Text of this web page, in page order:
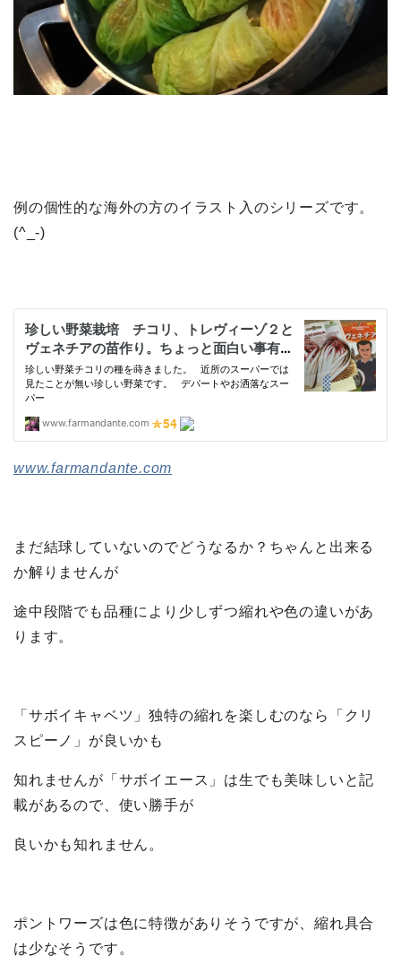
例の個性的な海外の方のイラスト入のシリーズです。
(^_-)
www.farmandante.com
まだ結球していないのでどうなるか？ちゃんと出来る
か解りませんが
途中段階でも品種により少しずつ縮れや色の違いがあ
ります。
「サボイキャベツ」独特の縮れを楽しむのなら「クリ
スピーノ」が良いかも
知れませんが「サボイエース」は生でも美味しいと記
載があるので、使い勝手が
良いかも知れません。
ポントワーズは色に特徴がありそうですが、縮れ具合
は少なそうです。